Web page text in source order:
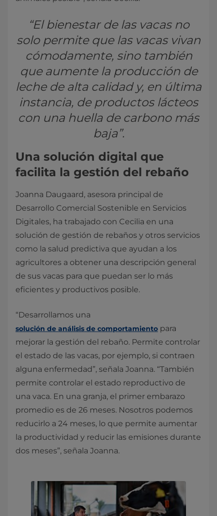
“El bienestar de las vacas no
solo permite que las vacas vivan
cómodamente, sino también
que aumente la producción de
leche de alta calidad y, en última
instancia, de productos lácteos
con una huella de carbono más
baja”.
Una solución digital que
facilita la gestión del rebaño
Joanna Daugaard, asesora principal de
Desarrollo Comercial Sostenible en Servicios
Digitales, ha trabajado con Cecilia en una
solución de gestión de rebaños y otros servicios
como la salud predictiva que ayudan a los
agricultores a obtener una descripción general
de sus vacas para que puedan ser lo más
eficientes y productivos posible.
“Desarrollamos una
solución de análisis de comportamiento para
mejorar la gestión del rebaño. Permite controlar
el estado de las vacas, por ejemplo, si contraen
alguna enfermedad”, señala Joanna. “También
permite controlar el estado reproductivo de
una vaca. En una granja, el primer embarazo
promedio es de 26 meses. Nosotros podemos
reducirlo a 24 meses, lo que permite aumentar
la productividad y reducir las emisiones durante
dos meses”, señala Joanna.